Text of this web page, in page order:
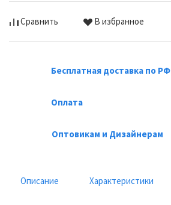
Сравнить В избранное
Бесплатная доставка по РФ
Оплата
Оптовикам и Дизайнерам
Описание Характеристики